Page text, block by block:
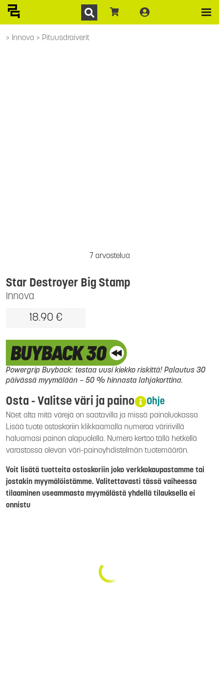
Innova Pituusdraiverit
7 arvostelua
Innova
Star Destroyer Big Stamp
18.90 €
Powergrip Buyback: testaa uusi kiekko riskittä! Palautus 30
päivässä myymälään – 50 % hinnasta lahjakorttina.
Osta - Valitse väri ja paino Ohje
Näet alta mitä värejä on saatavilla ja missä painoluokassa
Lisää tuote ostoskoriin klikkaamalla numeroa väririvillä
haluamasi painon alapuolella. Numero kertoo tällä hetkellä
varastossa olevan väri-painoyhdistelmän tuotemäärän.
Voit lisätä tuotteita ostoskoriin joko verkkokaupastamme tai
jostakin myymälöistämme. Valitettavasti tässä vaiheessa
tilaaminen useammasta myymälästä yhdellä tilauksella ei
onnistu